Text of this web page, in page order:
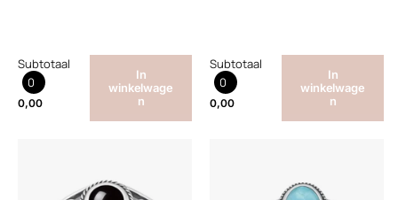
Subtotaal
0
0,00
In
winkelwage
n
Subtotaal
0
0,00
In
winkelwage
n